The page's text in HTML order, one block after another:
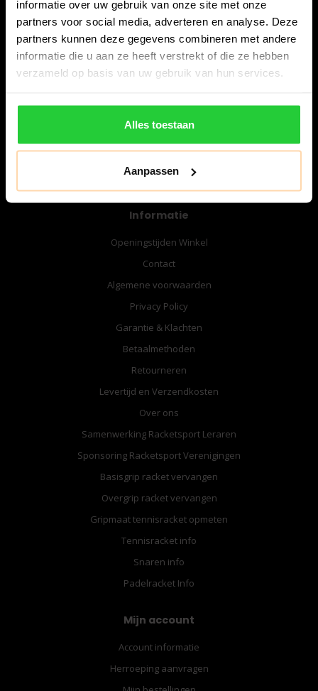
informatie over uw gebruik van onze site met onze
partners voor social media, adverteren en analyse. Deze
partners kunnen deze gegevens combineren met andere
informatie die u aan ze heeft verstrekt of die ze hebben
verzameld op basis van uw gebruik van hun services.
Alles toestaan
Aanpassen
8224 AA Lelystad
Nederland
Informatie
Openingstijden Winkel
Contact
Algemene voorwaarden
Privacy Policy
Garantie & Klachten
Betaalmethoden
Retourneren
Levertijd en Verzendkosten
Over ons
Samenwerking Racketsport Leraren
Sponsoring Racketsport Verenigingen
Basisgrip racket vervangen
Overgrip racket vervangen
Gripmaat tennisracket opmeten
Tennisracket info
Snaren info
Padelracket Info
Mijn account
Account informatie
Herroeping aanvragen